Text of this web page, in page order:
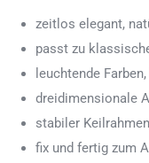
zeitlos elegant,
passt zu
leuchtende
dreidimensionale
stabiler
fix und fertig zum